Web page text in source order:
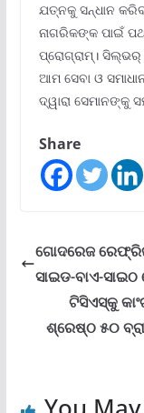
ଯତ୍ନକୁ ସନ୍ଧାନ
ନାଗରିକଙ୍କ ପାଇଁ
ପ୍ରୋଗ୍ରାମ୍‌।
ଆମ ସେବା ଓ
ଦ୍ୱାରା ସେମାନଙ୍କୁ
Share
ଗୋଦରେଜ
ସାଇଡ-ବାଏ-
ଟିସିଏସ୍‌କୁ
ଶ୍ରେଷ୍ଠ ୫୦